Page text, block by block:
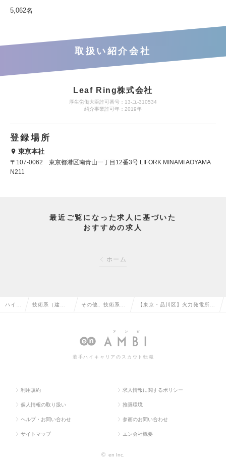
5,062名
取扱い紹介会社
Leaf Ring株式会社
厚生労働大臣許可番号：13-ユ-310534
紹介事業許可年：2019年
登録場所
東京本社
〒107-0062 東京都港区南青山一丁目12番3号 LIFORK MINAMI AOYAMA
N211
最近ご覧になった求人に基づいた
おすすめの求人
ホーム
ハイク 技術系（建 その他、技術系
木・プラント）の
【東京・品川区】火力発電所に
最大級の発電事業会社の求人情
若手ハイキャリアのスカウト転職
利用規約 求人情報に関するポリシー
個人情報の取り扱い 推奨環境
ヘルプ・お問い合わせ 参画のお問い合わせ
サイトマップ エン会社概要
© en Inc.